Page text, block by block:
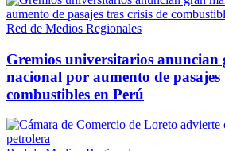
Red de Medios Regionales
Gremios universitarios anuncian
nacional por aumento de pasajes
combustibles en Perú